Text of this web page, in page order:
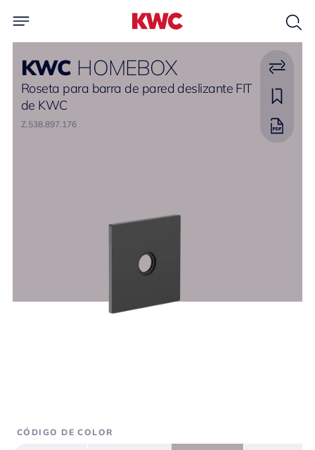
KWC HOMEBOX
Roseta para barra de pared deslizante FIT
de KWC
Z.538.897.176
CÓDIGO DE COLOR